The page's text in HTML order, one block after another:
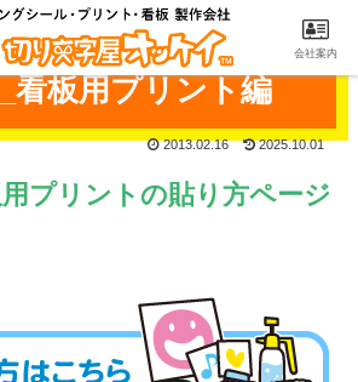
看板用プリント編
2013.02.16 2025.10.01
プリントの貼り方ページ
会社案内